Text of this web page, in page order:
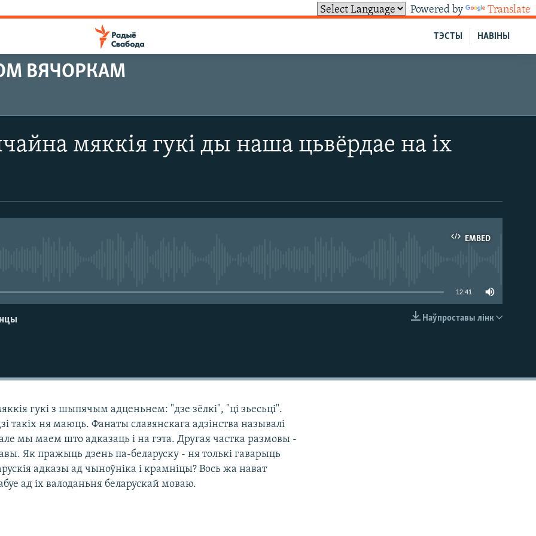
Powered by Translate
НАВІНЫ
ТЭСТЫ
ВЯЧОРКАМ
мяккія гукі ды наша цьвёрдае на іх
EMBED
12:41
Наўпроставы лінк
гукі з шыпячым адценьнем: "дзе зёлкі", "ці зьесьці".
такіх ня маюць. Фанаты славянскага адзінства называлі
мы маем што адказаць і на гэта. Другая частка размовы -
Як пражыць дзень па-беларуску - ня толькі гаварыць
адказы ад чыноўніка і крамніцы? Вось жа нават
ад іх валоданьня беларускай моваю.